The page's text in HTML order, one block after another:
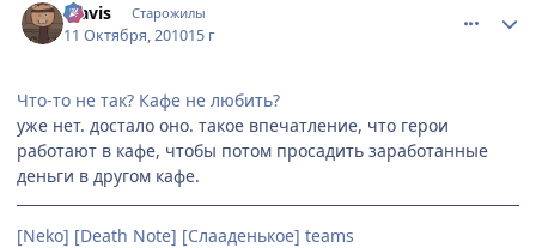
klavis Старожилы
11 Октября, 201015 г
Что-то не так? Кафе не любить?
уже нет. достало оно. такое впечатление, что герои
работают в кафе, чтобы потом просадить заработанные
деньги в другом кафе.
[Neko] [Death Note] [Слааденькое] teams